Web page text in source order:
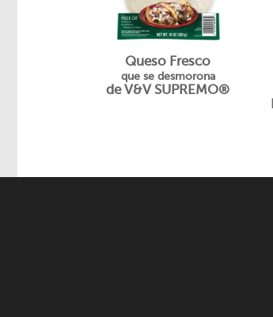
Queso Fresco
que se desmorona
de V&V SUPREMO®